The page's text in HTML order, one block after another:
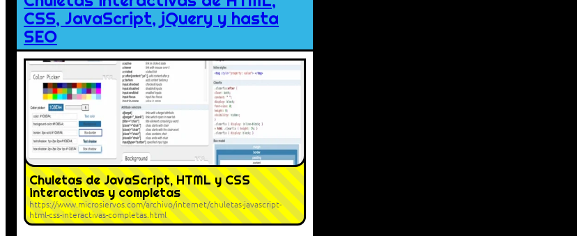
CSS, JavaScript, jQuery y hasta
SEO
Chuletas de JavaScript, HTML y CSS
interactivas y completas
https://www.microsiervos.com/archivo/internet/chuletas-javascript-
html-css-interactivas-completas.html